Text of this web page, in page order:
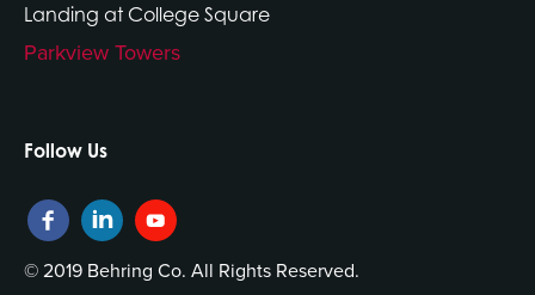
Landing at College Square
Parkview Towers
Follow Us
© 2019 Behring Co. All Rights Reserved.